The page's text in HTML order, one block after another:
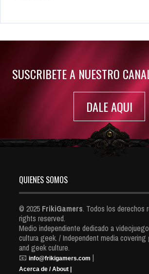
Rumor: Se filtran los primeros detalles de
SUSCRIBETE A NUESTRO
DALE AQUI
QUIENES SOMOS
© 2025 FrikiGamers. Todos los derechos
rights reserved.
Medio independiente dedicado a
cultura geek. / Independent media covering
and geek culture.
📧 info@frikigamers.com |
Acerca de / About |